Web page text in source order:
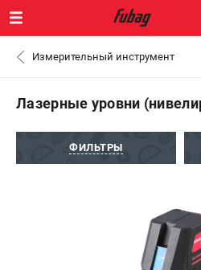
ВХОД ИЛИ РЕГИСТРАЦИЯ
ЗАКАЗАТЬ ЗАПЧАСТЬ
0 ₽
Измерительный инструмент
Лазерные уровни
ФИЛЬТРЫ